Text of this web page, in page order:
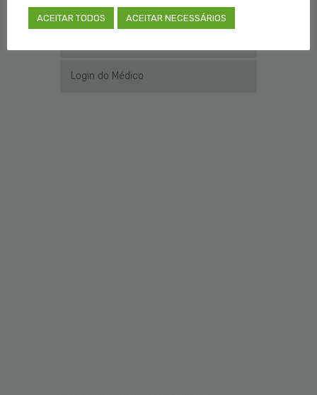
Educação Médica
Login do Médico
ACEITAR TODOS ACEITAR NECESSÁRIOS